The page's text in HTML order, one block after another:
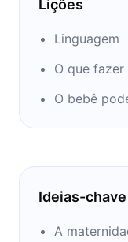
sobre as
se tornar mãe,
Lições
Linguagem
O que
O bebê
Ideias-chave
A